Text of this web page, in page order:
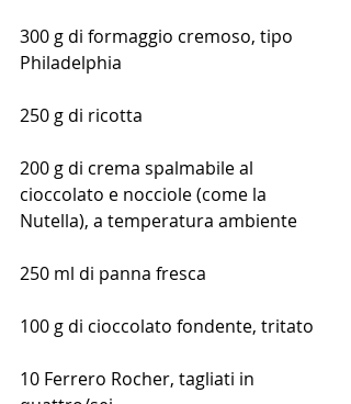
300 g di formaggio cremoso, tipo
Philadelphia
250 g di ricotta
200 g di crema spalmabile al
cioccolato e nocciole (come la
Nutella), a temperatura ambiente
250 ml di panna fresca
100 g di cioccolato fondente, tritato
10 Ferrero Rocher, tagliati in